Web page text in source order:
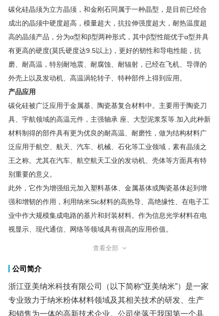
碳化硅晶须为立方晶须，和金刚石同属于一种晶型，是目前已经合
成出的晶须中硬度超高，模量超大，抗拉伸强度超大，耐热温度超
高的晶须产品，分为α型和β型两种形式，其中β型性能优于α型并具
有更高的硬度(莫氏硬度达9.5以上)，更好的韧性和导电性能，抗
磨、耐高温，特别耐地震、耐腐蚀、耐辐射，已经在飞机、导弹的
外壳上以及发动机、高温涡轮转子、特种部件上得到应用。
产品应用
碳化硅被广泛应用于金属基、陶瓷基复合材料中。主要用于陶瓷刀
具、宇航领域的高温元件，主强轴承 座、大型泥浆泵等.加入此种新
材料制得的部件具有更为优良的耐高温、耐磨性，做为结构材料广
泛应用于航空、航天、汽车、机械、石化等工业领域，素有晶须之
王之称。尤其在汽车、航空航天工业的发动机、壳体等方面具有特
别重要的意义。
此外，它作为增强组元加入塑料基体、金属基体或陶瓷基体起到增
强和增韧的作用，利用纳米Sic材料的高热导、高绝缘性、在电子工
业中作大规模集成电路的基片和封装材料。作为信息光学材料在电
视显示、现代通信、网络等领域具有很高的应用价值。
工业和民用工业中需求量巨大。
包装储存
查看全部
公司简介
浙江亚美纳米科技有限公司（以下简称“亚美纳米”）是一家
专业致力于纳米粉体材料领域及其相关技术的研发、生产
和销售为一体的高新技术企业。公司坐落于我国第一个县
域经济示范区-浙江省嘉兴市嘉善经济技术开发区内，长期
生产并经营：微纳米金属粉体、微纳米合金粉体、微纳米
氧化物粉体、微纳米碳化物粉体、微纳米氮化物粉体、微
纳米硫化物粉体、微纳米硼化物粉体、微纳米硅化物粉
体、微纳米稀土氧化物粉体、单壁及多壁碳纳米管、石墨
及石墨烯材料以及其他功能粉体......产品广泛应用于信息通
讯、航空航天、军工、涂料、油墨、橡塑、陶瓷、纺织、
化妆品、医药、电池、环保、太阳能等高科技领域。我们
始终秉承“以技术创新为动力、以满足客户需求为使命”的经
营理念，“锐意进取、诚实守信”的企业精神，紧随世界先进
科技步伐，专注于纳米粉体和超细球形粉体应用技术开
发。热忱欢迎各界人士加盟合作，共创纳米粉体材料领域